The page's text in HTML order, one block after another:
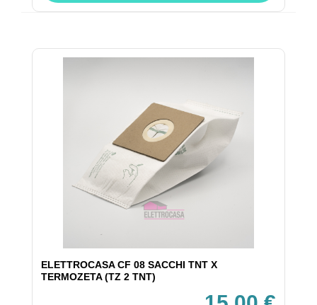
ELETTROCASA CF 08 SACCHI TNT X
TERMOZETA (TZ 2 TNT)